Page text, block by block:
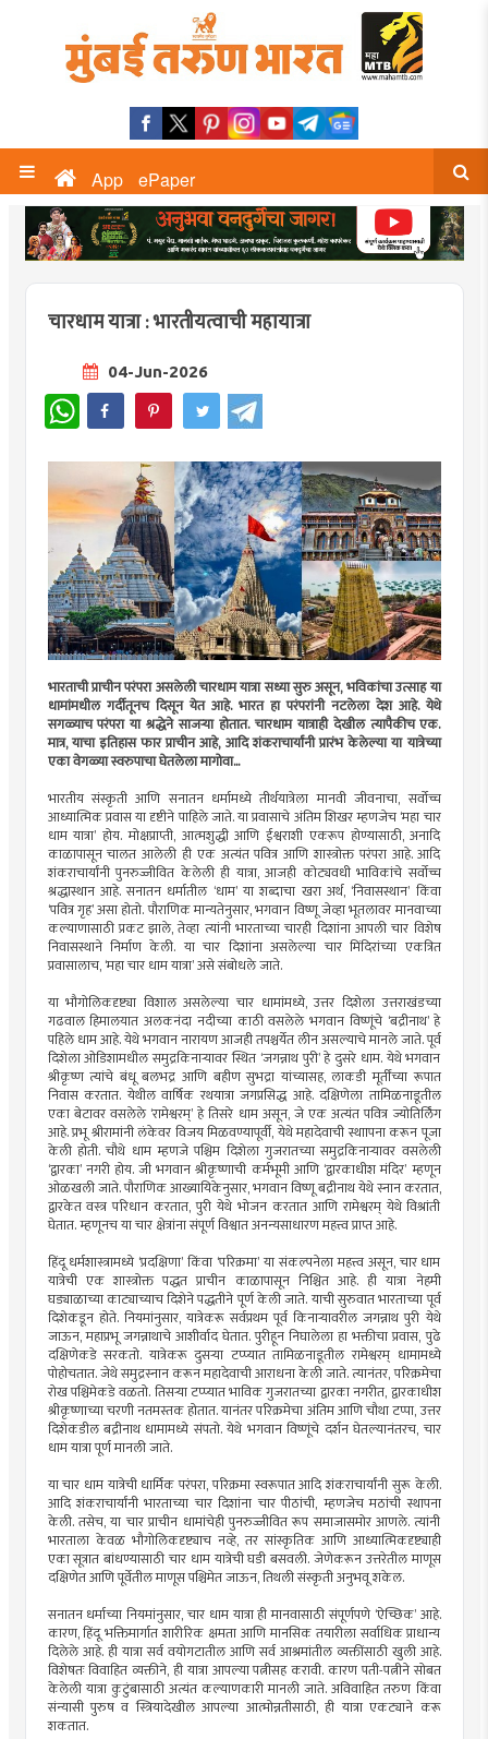
App ePaper
चारधाम यात्रा : भारतीयत्वाची महायात्रा
04-Jun-2026
WhatsApp
भारताची प्राचीन परंपरा असलेली चारधाम यात्रा सध्या सुरु असून, भविकांचा उत्साह या
धामांमधील गर्दीतूनच दिसून येत आहे. भारत हा परंपरांनी नटलेला देश आहे. येथे
सगळ्याच परंपरा या श्रद्धेने साजर्‍या होतात. चारधाम यात्राही देखील त्यापैकीच एक.
मात्र, याचा इतिहास फार प्राचीन आहे, आदि शंकराचार्यांनी प्रारंभ केलेल्या या यात्रेच्या
एका वेगळ्या स्वरुपाचा घेतलेला मागोवा...
भारतीय संस्कृती आणि सनातन धर्मामध्ये तीर्थयात्रेला मानवी जीवनाचा, सर्वोच्च
आध्यात्मिक प्रवास या दृष्टीने पाहिले जाते. या प्रवासाचे अंतिम शिखर म्हणजेच ‘महा चार
धाम यात्रा’ होय. मोक्षप्राप्ती, आत्मशुद्धी आणि ईश्वराशी एकरूप होण्यासाठी, अनादि
काळापासून चालत आलेली ही एक अत्यंत पवित्र आणि शास्त्रोक्त परंपरा आहे. आदि
शंकराचार्यांनी पुनरुज्जीवित केलेली ही यात्रा, आजही कोट्यवधी भाविकांचे सर्वोच्च
श्रद्धास्थान आहे. सनातन धर्मातील ‘धाम’ या शब्दाचा खरा अर्थ, ‘निवासस्थान’ किंवा
‘पवित्र गृह’ असा होतो. पौराणिक मान्यतेनुसार, भगवान विष्णू जेव्हा भूतलावर मानवाच्या
कल्याणासाठी प्रकट झाले, तेव्हा त्यांनी भारताच्या चारही दिशांना आपली चार विशेष
निवासस्थाने निर्माण केली. या चार दिशांना असलेल्या चार मिंदिरांच्या एकत्रित
प्रवासालाच, ‘महा चार धाम यात्रा’ असे संबोधले जाते.
या भौगोलिकदृष्ट्या विशाल असलेल्या चार धामांमध्ये, उत्तर दिशेला उत्तराखंडच्या
गढवाल हिमालयात अलकनंदा नदीच्या काठी वसलेले भगवान विष्णूंचे ‘बद्रीनाथ’ हे
पहिले धाम आहे. येथे भगवान नारायण आजही तपश्चर्येत लीन असल्याचे मानले जाते. पूर्व
दिशेला ओडिशामधील समुद्रकिनार्‍यावर स्थित ‘जगन्नाथ पुरी’ हे दुसरे धाम. येथे भगवान
श्रीकृष्ण त्यांचे बंधू बलभद्र आणि बहीण सुभद्रा यांच्यासह, लाकडी मूर्तींच्या रूपात
निवास करतात. येथील वार्षिक रथयात्रा जगप्रसिद्ध आहे. दक्षिणेला तामिळनाडूतील
एका बेटावर वसलेले ‘रामेश्वरम्’ हे तिसरे धाम असून, जे एक अत्यंत पवित्र ज्योतिर्लिंग
आहे. प्रभू श्रीरामांनी लंकेवर विजय मिळवण्यापूर्वी, येथे महादेवाची स्थाापना करून पूजा
केली होती. चौथे धाम म्हणजे पश्चिम दिशेला गुजरातच्या समुद्रकिनार्‍यावर वसलेली
‘द्वारका’ नगरी होय. जी भगवान श्रीकृष्णाची कर्मभूमी आणि ‘द्वारकाधीश मंदिर’ म्हणून
ओळखली जाते. पौराणिक आख्यायिकेनुसार, भगवान विष्णू बद्रीनाथ येथे स्नान करतात,
द्वारकेत वस्त्र परिधान करतात, पुरी येथे भोजन करतात आणि रामेश्वरम् येथे विश्रांती
घेतात. म्हणूनच या चार क्षेत्रांना संपूर्ण विश्वात अनन्यसाधारण महत्त्व प्राप्त आहे.
हिंदू धर्मशास्त्रामध्ये ‘प्रदक्षिणा’ किंवा ‘परिक्रमा’ या संकल्पनेला महत्त्व असून, चार धाम
यात्रेची एक शास्त्रोक्त पद्धत प्राचीन काळापासून निश्चित आहे. ही यात्रा नेहमी
घड्याळाच्या काट्याच्याच दिशेने पद्धतीने पूर्ण केली जाते. याची सुरुवात भारताच्या पूर्व
दिशेकडून होते. नियमांनुसार, यात्रेकरू सर्वप्रथम पूर्व किनार्‍यावरील जगन्नाथ पुरी येथे
जाऊन, महाप्रभू जगन्नाथाचे आशीर्वाद घेतात. पुरीहून निघालेला हा भक्तीचा प्रवास, पुढे
दक्षिणेकडे सरकतो. यात्रेकरू दुसर्‍या टप्प्यात तामिळनाडूतील रामेश्वरम् धामामध्ये
पोहोचतात. जेथे समुद्रस्नान करून महादेवाची आराधना केली जाते. त्यानंतर, परिक्रमेचा
रोख पश्चिमेकडे वळतो. तिसर्‍या टप्प्यात भाविक गुजरातच्या द्वारका नगरीत, द्वारकाधीश
श्रीकृष्णाच्या चरणी नतमस्तक होतात. यानंतर परिक्रमेचा अंतिम आणि चौथा टप्पा, उत्तर
दिशेकडील बद्रीनाथ धामामध्ये संपतो. येथे भगवान विष्णूंचे दर्शन घेतल्यानंतरच, चार
धाम यात्रा पूर्ण मानली जाते.
या चार धाम यात्रेची धार्मिक परंपरा, परिक्रमा स्वरूपात आदि शंकराचार्यांनी सुरू केली.
आदि शंकराचार्यांनी भारताच्या चार दिशांना चार पीठांची, म्हणजेच मठांची स्थापना
केली. तसेच, या चार प्राचीन धामांचेही पुनरुज्जीवित रूप समाजासमोर आणले. त्यांनी
भारताला केवळ भौगोलिकदृष्ट्याच नव्हे, तर सांस्कृतिक आणि आध्यात्मिकदृष्ट्याही
एका सूत्रात बांधण्यासाठी चार धाम यात्रेची घडी बसवली. जेणेकरून उत्तरेतील माणूस
दक्षिणेत आणि पूर्वेतील माणूस पश्चिमेत जाऊन, तिथली संस्कृती अनुभवू शकेल.
सनातन धर्माच्या नियमांनुसार, चार धाम यात्रा ही मानवासाठी संपूर्णपणे ‘ऐच्छिक’ आहे.
कारण, हिंदू भक्तिमार्गात शारीरिक क्षमता आणि मानसिक तयारीला सर्वाधिक प्राधान्य
दिलेले आहे. ही यात्रा सर्व वयोगटातील आणि सर्व आश्रमांतील व्यक्तींसाठी खुली आहे.
विशेषतः विवाहित व्यक्तीने, ही यात्रा आपल्या पत्नीसह करावी. कारण पती-पत्नीने सोबत
केलेली यात्रा कुटुंबासाठी अत्यंत कल्याणकारी मानली जाते. अविवाहित तरुण किंवा
संन्यासी पुरुष व स्त्रियादेखील आपल्या आत्मोन्नतीसाठी, ही यात्रा एकट्याने करू
शकतात.